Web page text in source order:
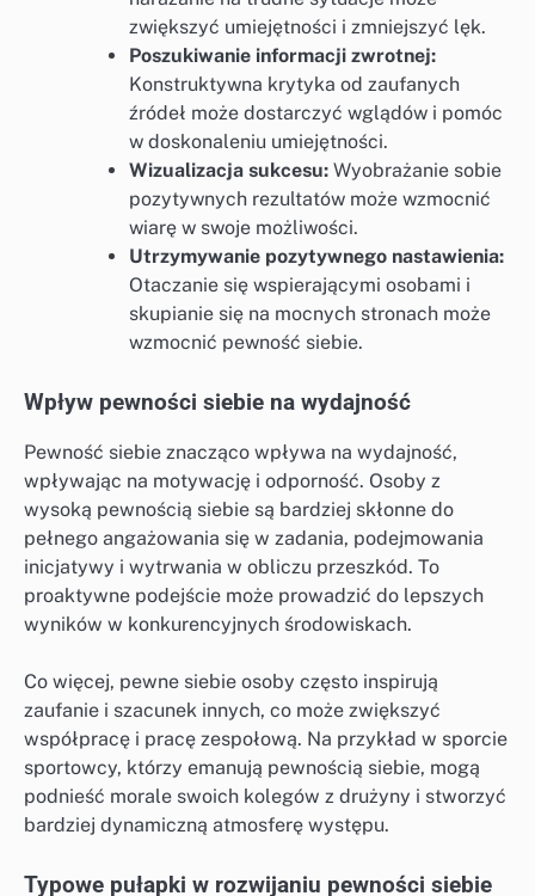
zwiększyć umiejętności i zmniejszyć lęk.
Poszukiwanie informacji zwrotnej:
Konstruktywna krytyka od zaufanych
źródeł może dostarczyć wglądów i pomóc
w doskonaleniu umiejętności.
Wizualizacja sukcesu: Wyobrażanie sobie
pozytywnych rezultatów może wzmocnić
wiarę w swoje możliwości.
Utrzymywanie pozytywnego nastawienia:
Otaczanie się wspierającymi osobami i
skupianie się na mocnych stronach może
wzmocnić pewność siebie.
Wpływ pewności siebie na wydajność
Pewność siebie znacząco wpływa na wydajność,
wpływając na motywację i odporność. Osoby z
wysoką pewnością siebie są bardziej skłonne do
pełnego angażowania się w zadania, podejmowania
inicjatywy i wytrwania w obliczu przeszkód. To
proaktywne podejście może prowadzić do lepszych
wyników w konkurencyjnych środowiskach.
Co więcej, pewne siebie osoby często inspirują
zaufanie i szacunek innych, co może zwiększyć
współpracę i pracę zespołową. Na przykład w sporcie
sportowcy, którzy emanują pewnością siebie, mogą
podnieść morale swoich kolegów z drużyny i stworzyć
bardziej dynamiczną atmosferę występu.
Typowe pułapki w rozwijaniu pewności siebie